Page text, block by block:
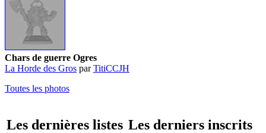
Chars de guerre Ogres
La Horde des Gros parTitiCCJH
Toutes les photos
Les dernières listes Les derniers inscrits